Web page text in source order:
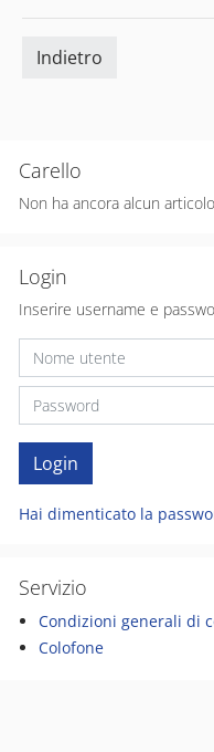
Carello
Non ha ancora alcun
Login
Inserire username e
Hai dimenticato la
Servizio
Condizioni generali di
Colofone
Indietro